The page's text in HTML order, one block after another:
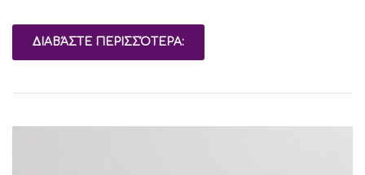
ΔΙΑΒΆΣΤΕ ΠΕΡΙΣΣΌΤΕΡΑ: